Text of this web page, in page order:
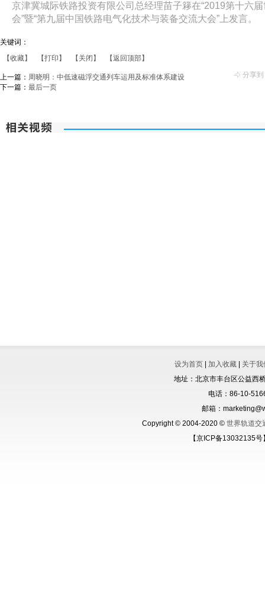
京津冀城际铁路投资有限公司总经理苗子簃在“2019第十六
会”暨“第九届中国铁路电气化技术与装备交流大会”上发言。
关键词：
【收藏】
【打印】 【关闭】
【返回顶部】
分享到
上一篇： 周晓明：中低速磁浮交通列车运用及标准体系建设
下一篇： 最后一页
设为首页 | 加入收藏 | 关于我
地址：北京市丰台区公益西
电话：86-10-
邮箱：
Copyright © 2004-2020 © 世界轨道交
【京ICP备13032135